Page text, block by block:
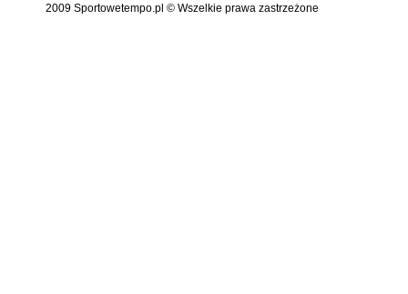
2009 Sportowetempo.pl © Wszelkie prawa zastrzeżone